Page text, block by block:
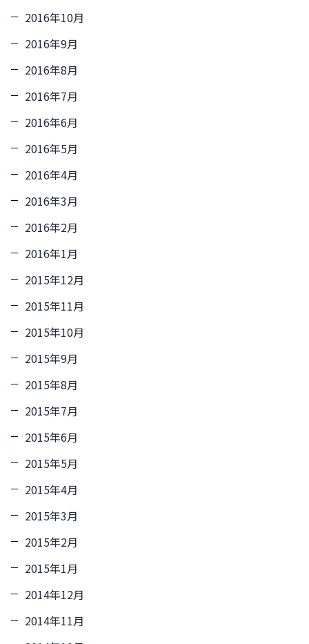
2016年10月
2016年9月
2016年8月
2016年7月
2016年6月
2016年5月
2016年4月
2016年3月
2016年2月
2016年1月
2015年12月
2015年11月
2015年10月
2015年9月
2015年8月
2015年7月
2015年6月
2015年5月
2015年4月
2015年3月
2015年2月
2015年1月
2014年12月
2014年11月